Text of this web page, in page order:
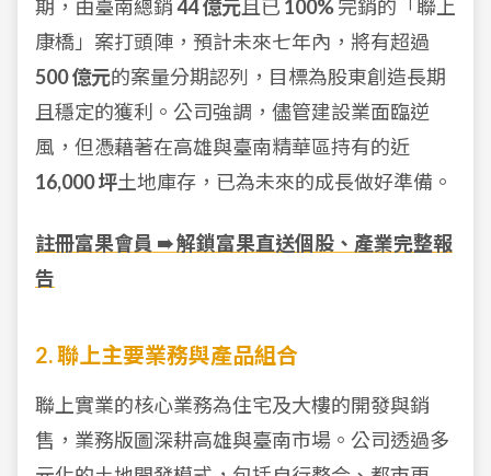
期，由臺南總銷44 億元且已 100%完銷的「聯上
康橋」案打頭陣，預計未來七年內，將有超過
500 億元的案量分期認列，目標為股東創造長期
且穩定的獲利。公司強調，儘管建設業面臨逆
風，但憑藉著在高雄與臺南精華區持有的近
16,000 坪土地庫存，已為未來的成長做好準備。
註冊富果會員 ➠ 解鎖富果直送個股、產業完整報
告
2. 聯上主要業務與產品組合
聯上實業的核心業務為住宅及大樓的開發與銷
售，業務版圖深耕高雄與臺南市場。公司透過多